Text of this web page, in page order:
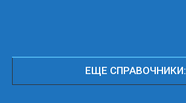
ЕЩЕ СПРАВОЧНИКИ: